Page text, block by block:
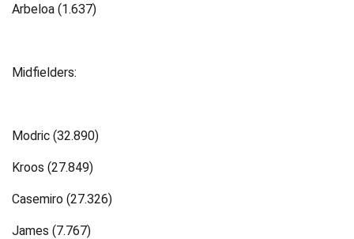
Arbeloa (1.637)
Midfielders:
Modric (32.890)
Kroos (27.849)
Casemiro (27.326)
James (7.767)